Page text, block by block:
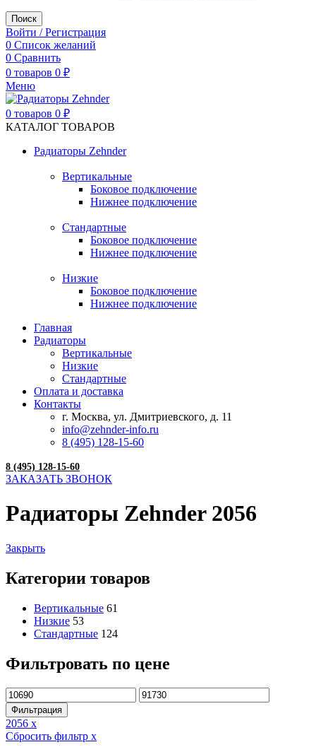
Поиск
Войти / Регистрация
0 Список желаний
0 Сравнить
0 товаров 0 ₽
Меню
0 товаров 0 ₽
КАТАЛОГ ТОВАРОВ
Радиаторы Zehnder
Вертикальные
Боковое подключение
Нижнее подключение
Стандартные
Боковое подключение
Нижнее подключение
Низкие
Боковое подключение
Нижнее подключение
Главная
Радиаторы
Вертикальные
Низкие
Стандартные
Оплата и доставка
Контакты
г. Москва, ул. Дмитриевского, д. 11
info@zehnder-info.ru
8 (495) 128-15-60
8 (495) 128-15-60
ЗАКАЗАТЬ ЗВОНОК
Радиаторы Zehnder 2056
Закрыть
Категории товаров
Вертикальные 61
Низкие 53
Стандартные 124
Фильтровать по цене
Минимальная
цена
Максимальная
цена
Фильтрация
2056 x
Сбросить фильтр x